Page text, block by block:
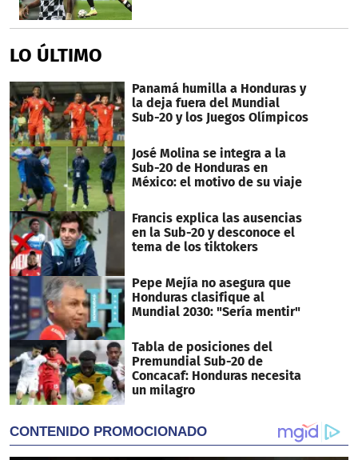
LO ÚLTIMO
Panamá humilla a Honduras y
la deja fuera del Mundial
Sub-20 y los Juegos Olímpicos
José Molina se integra a la
Sub-20 de Honduras en
México: el motivo de su viaje
Francis explica las ausencias
en la Sub-20 y desconoce el
tema de los tiktokers
Pepe Mejía no asegura que
Honduras clasifique al
Mundial 2030: "Sería mentir"
Tabla de posiciones del
Premundial Sub-20 de
Concacaf: Honduras necesita
un milagro